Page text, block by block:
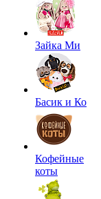
Зайка Ми
Басик и Ко
Кофейные
коты